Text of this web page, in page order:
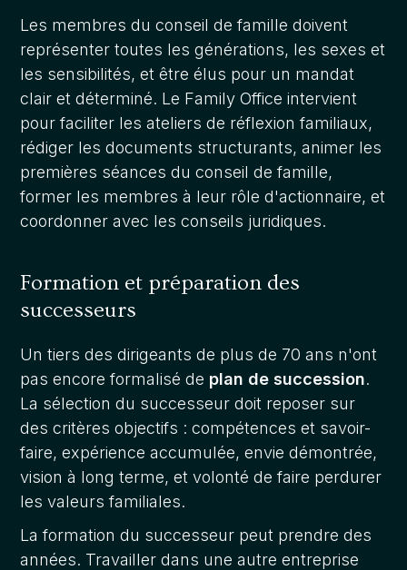
Les membres du conseil de famille doivent
représenter toutes les générations, les sexes et
les sensibilités, et être élus pour un mandat
clair et déterminé. Le Family Office intervient
pour faciliter les ateliers de réflexion familiaux,
rédiger les documents structurants, animer les
premières séances du conseil de famille,
former les membres à leur rôle d'actionnaire, et
coordonner avec les conseils juridiques.
Formation et préparation des
successeurs
Un tiers des dirigeants de plus de 70 ans n'ont
pas encore formalisé de plan de succession.
La sélection du successeur doit reposer sur
des critères objectifs : compétences et savoir-
faire, expérience accumulée, envie démontrée,
vision à long terme, et volonté de faire perdurer
les valeurs familiales.
La formation du successeur peut prendre des
années. Travailler dans une autre entreprise